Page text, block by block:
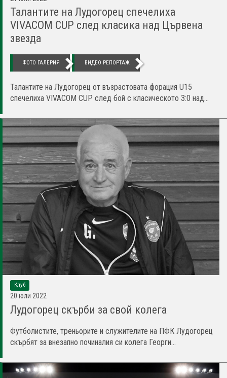
Талантите на Лудогорец спечелиха
VIVACOM CUP след класика над Цървена
звезда
ФОТО ГАЛЕРИЯ ВИДЕО РЕПОРТАЖ
Талантите на Лудогорец от възрастовата форация U15
спечелиха VIVACOM CUP след бой с класическото 3:0 над...
Клуб
20 юли 2022
Лудогорец скърби за свой колега
Футболистите, треньорите и служителите на ПФК Лудогорец
скърбят за внезапно починалия си колега Георги...